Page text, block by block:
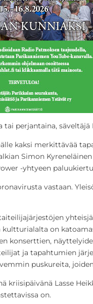
tai perjantaina, säveltäjä
kaksi merkittävää
Simon
-yhtyeen
vastaan.
kultturialalta on
konserttien,
ja tapahtumien
puskureita, joiden
kriisipäivänä Lasse
on.